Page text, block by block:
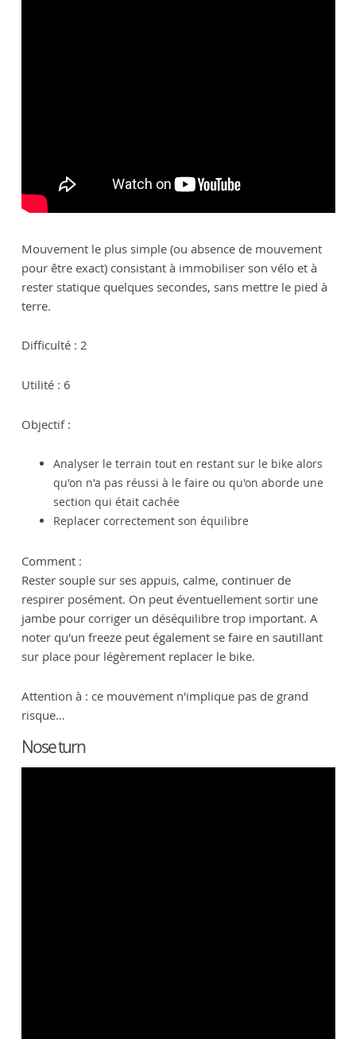
Mouvement le plus simple (ou absence de mouvement
pour être exact) consistant à immobiliser son vélo et à
rester statique quelques secondes, sans mettre le pied à
terre.
Difficulté : 2
Utilité : 6
Objectif :
Analyser le terrain tout en restant sur le bike alors
qu'on n'a pas réussi à le faire ou qu'on aborde une
section qui était cachée
Replacer correctement son équilibre
Comment :
Rester souple sur ses appuis, calme, continuer de
respirer posément. On peut éventuellement sortir une
jambe pour corriger un déséquilibre trop important. A
noter qu'un freeze peut également se faire en sautillant
sur place pour légèrement replacer le bike.
Attention à : ce mouvement n'implique pas de grand
risque…
Nose turn